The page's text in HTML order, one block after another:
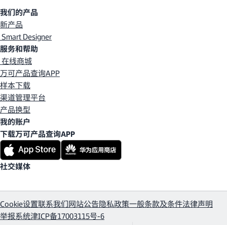
我们的产品
新产品
Smart Designer
服务和帮助
在线商城
万可产品查询APP
样本下载
渠道管理平台
产品换型
我的账户
下载万可产品查询APP
社交媒体
Cookie设置联系我们网站公告隐私政策一般条款及条件法律声明
举报系统津ICP备17003115号-6